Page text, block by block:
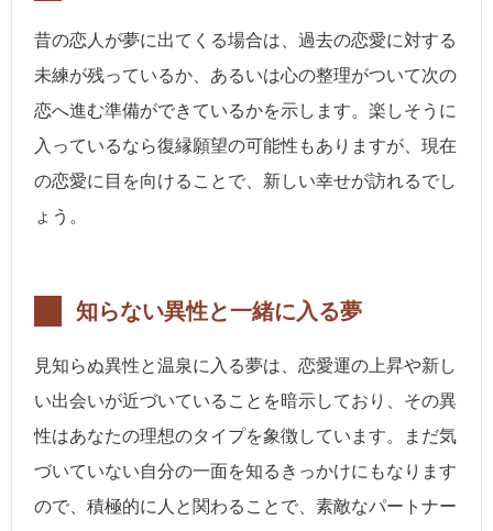
昔の恋人が夢に出てくる場合は、過去の恋愛に対する
未練が残っているか、あるいは心の整理がついて次の
恋へ進む準備ができているかを示します。楽しそうに
入っているなら復縁願望の可能性もありますが、現在
の恋愛に目を向けることで、新しい幸せが訪れるでし
ょう。
知らない異性と一緒に入る夢
見知らぬ異性と温泉に入る夢は、恋愛運の上昇や新し
い出会いが近づいていることを暗示しており、その異
性はあなたの理想のタイプを象徴しています。まだ気
づいていない自分の一面を知るきっかけにもなります
ので、積極的に人と関わることで、素敵なパートナー